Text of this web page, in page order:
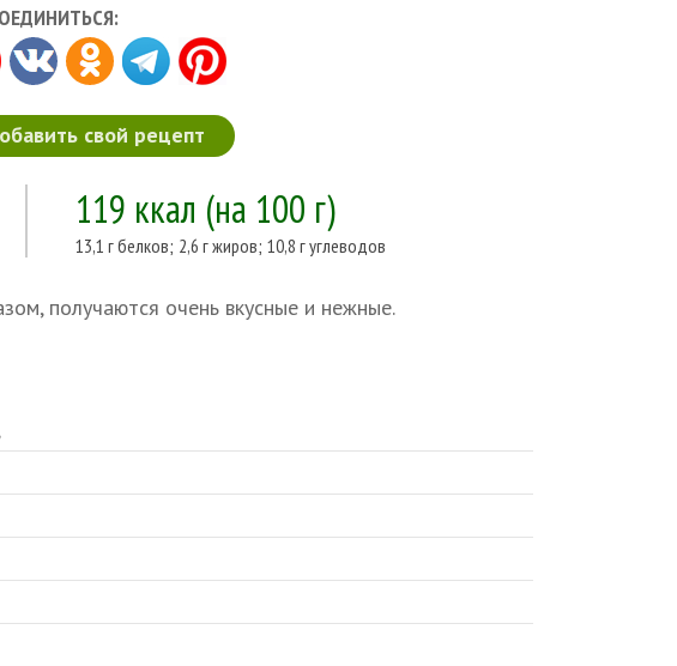
свой рецепт
119 ккал (на 100 г)
13,1 г белков; 2,6 г жиров; 10,8 г углеводов
получаются очень вкусные и нежные.